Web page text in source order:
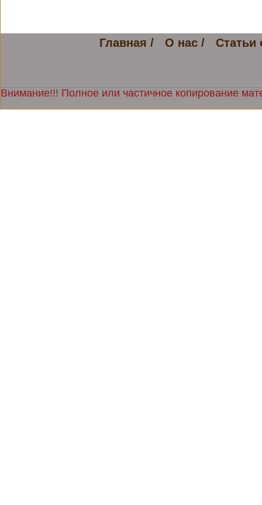
Главная / О нас / Статьи
Внимание!!! Полное или частичное копирование